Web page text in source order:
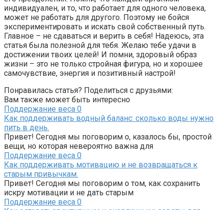
индивидуален, и то, что работает для одного человека,
может не работать для другого. Поэтому не бойся
экспериментировать и искать свой собственный путь.
Главное – не сдаваться и верить в себя! Надеюсь, эта
статья была полезной для тебя. Желаю тебе удачи в
достижении твоих целей! И помни, здоровый образ
жизни – это не только стройная фигура, но и хорошее
самочувствие, энергия и позитивный настрой!
Понравилась статья? Поделиться с друзьями:
Вам также может быть интересно
Поддержание веса 0
Как поддерживать водный баланс: сколько воды нужно
пить в день.
Привет! Сегодня мы поговорим о, казалось бы, простой
вещи, но которая невероятно важна для
Поддержание веса 0
Как поддерживать мотивацию и не возвращаться к
старым привычкам.
Привет! Сегодня мы поговорим о том, как сохранить
искру мотивации и не дать старым
Поддержание веса 0